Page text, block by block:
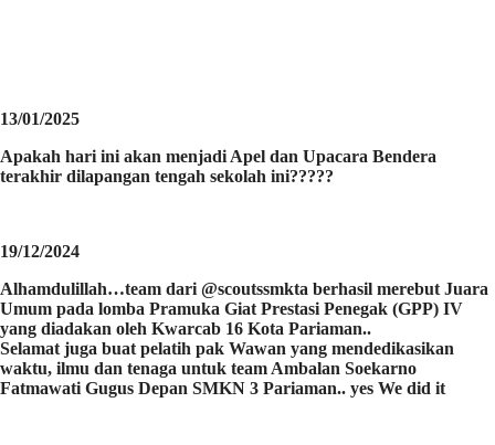
13/01/2025
Apakah hari ini akan menjadi Apel dan Upacara Bendera
terakhir dilapangan tengah sekolah ini?????
19/12/2024
Alhamdulillah…team dari @scoutssmkta berhasil merebut Juara
Umum pada lomba Pramuka Giat Prestasi Penegak (GPP) IV
yang diadakan oleh Kwarcab 16 Kota Pariaman..
Selamat juga buat pelatih pak Wawan yang mendedikasikan
waktu, ilmu dan tenaga untuk team Ambalan Soekarno
Fatmawati Gugus Depan SMKN 3 Pariaman.. yes We did it